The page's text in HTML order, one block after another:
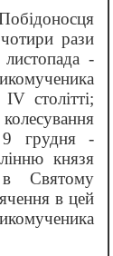
рази
-
столітті;
9 грудня -
князя
Святому
в цей